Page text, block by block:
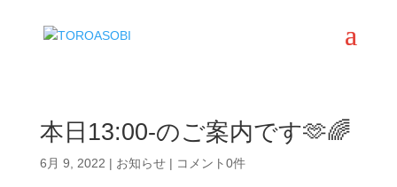
本日13:00-のご案内です🫶🌈
6月 9, 2022 | お知らせ| コメント0件